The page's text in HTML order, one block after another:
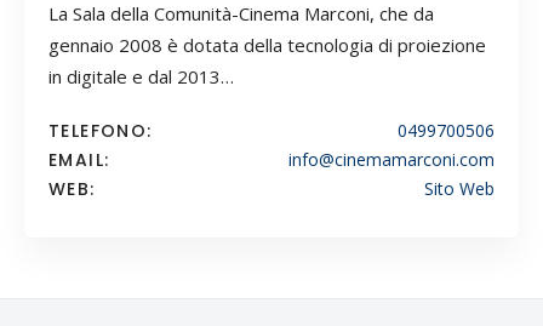
La Sala della Comunità-Cinema Marconi, che da
gennaio 2008 è dotata della tecnologia di proiezione
in digitale e dal 2013…
TELEFONO: 0499700506
EMAIL: info@cinemamarconi.com
WEB: Sito Web